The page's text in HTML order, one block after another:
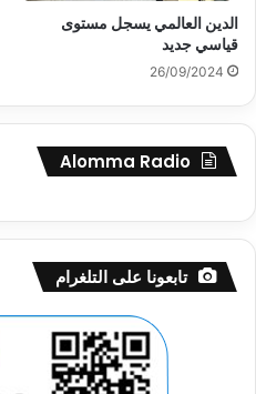
الدين العالمي يسجل مستوى
قياسي جديد
26/09/2024
Alomma Radio
تابعونا على التلغرام